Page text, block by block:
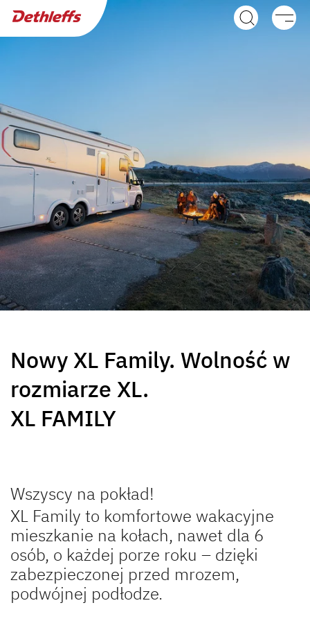
GLOBEBUS ACTIVE
Integra
GLOBEBUS CAMP
ACTIVE
Półintegra
GLOBEBUS GO
ACTIVE
GLOBEBUS
PERFORMANCE
Częściowo zintegrowany
JUST CAMP ACTIVE
Półintegra
Nowy XL Family. Wolność w
rozmiarze XL.
XL FAMILY
Wszyscy na pokład!
XL Family to komfortowe wakacyjne
mieszkanie na kołach, nawet dla 6
osób, o każdej porze roku – dzięki
zabezpieczonej przed mrozem,
podwójnej podłodze.
Wyszukiwarka dealerów